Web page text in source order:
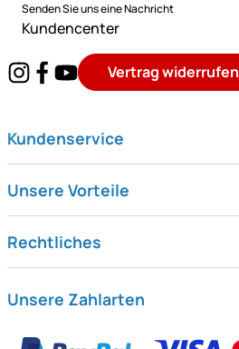
Senden Sie uns eine Nachricht
Kundencenter
Vertrag widerrufen
Kundenservice
Unsere Vorteile
Rechtliches
Unsere Zahlarten